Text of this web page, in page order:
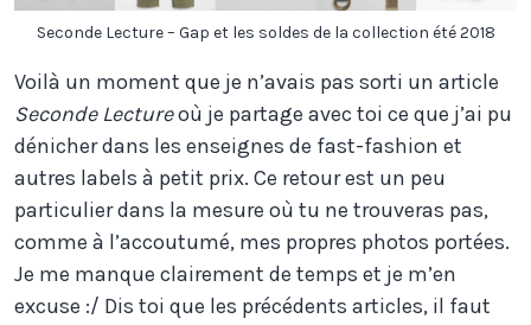
Seconde Lecture – Gap et les soldes de la collection été 2018
Voilà un moment que je n’avais pas sorti un article
Seconde Lectureoù je partage avec toi ce que j’ai pu
dénicher dans les enseignes de fast-fashion et
autres labels à petit prix. Ce retour est un peu
particulier dans la mesure où tu ne trouveras pas,
comme à l’accoutumé, mes propres photos portées.
Je me manque clairement de temps et je m’en
excuse :/ Dis toi que les précédents articles, il faut